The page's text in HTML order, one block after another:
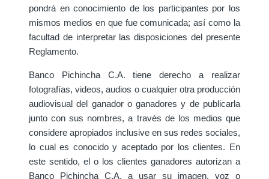
pondrá en conocimiento de los participantes por los
mismos medios en que fue comunicada; así como la
facultad de interpretar las disposiciones del presente
Reglamento.
Banco Pichincha C.A. tiene derecho a realizar
fotografías, videos, audios o cualquier otra producción
audiovisual del ganador o ganadores y de publicarla
junto con sus nombres, a través de los medios que
considere apropiados inclusive en sus redes sociales,
lo cual es conocido y aceptado por los clientes. En
este sentido, el o los clientes ganadores autorizan a
Banco Pichincha C.A. a usar su imagen, voz o